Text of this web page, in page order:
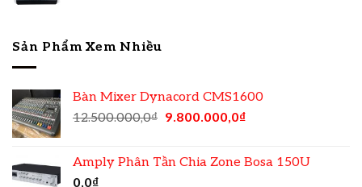
Sản Phẩm Xem Nhiều
Bàn Mixer Dynacord CMS1600
12.500.000,0₫ 9.800.000,0₫
Amply Phân Tần Chia Zone Bosa 150U
0,0₫